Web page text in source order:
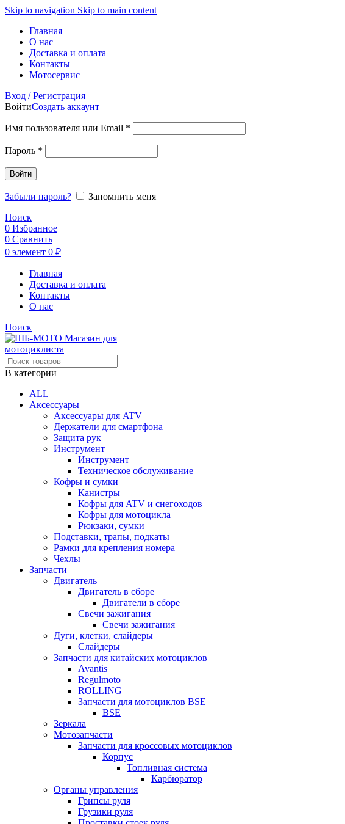
Skip to navigation Skip to main content
Главная
О нас
Доставка и оплата
Контакты
Мотосервис
Вход / Регистрация
ВойтиСоздать аккаунт
Имя пользователя или Email *
Пароль *
Войти
Забыли пароль?
Запомнить меня
Поиск
0 Избранное
0 Сравнить
0 элемент 0 ₽
Главная
Доставка и оплата
Контакты
О нас
Поиск
В категории
ALL
Аксессуары
Аксессуары для ATV
Держатели для смартфона
Защита рук
Инструмент
Инструмент
Техническое обслуживание
Кофры и сумки
Канистры
Кофры для ATV и снегоходов
Кофры для мотоцикла
Рюкзаки, сумки
Подставки, трапы, подкаты
Рамки для крепления номера
Чехлы
Запчасти
Двигатель
Двигатель в сборе
Двигатели в сборе
Свечи зажигания
Свечи зажигания
Дуги, клетки, слайдеры
Слайдеры
Запчасти для китайских мотоциклов
Avantis
Regulmoto
ROLLING
Запчасти для мотоциклов BSE
BSE
Зеркала
Мотозапчасти
Запчасти для кроссовых мотоциклов
Корпус
Топливная система
Карбюратор
Органы управления
Грипсы руля
Грузики руля